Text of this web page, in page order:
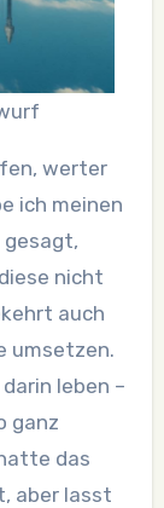
werter
ich meinen
nicht
auch
umsetzen.
leben –
ganz
das
aber lasst